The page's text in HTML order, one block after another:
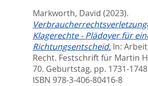
Markworth, David (2023).
Klagerechte - Plädoyer für
Richtungsentscheid. In:
Recht. Festschrift für Martin
70. Geburtstag, pp. 1731-
ISBN 978-3-406-80416-8